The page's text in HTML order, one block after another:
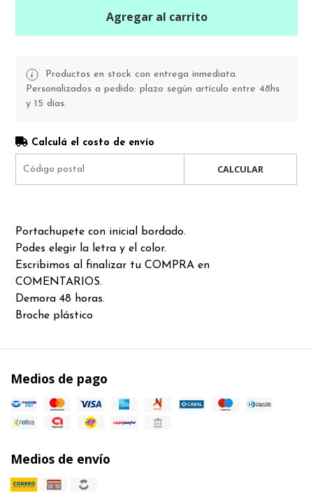
Agregar al carrito
Productos en stock con entrega inmediata.
Personalizados a pedido: plazo según artículo entre 48hs
y 15 días.
Calculá el costo de envío
CALCULAR
Portachupete con inicial bordado.
Podes elegir la letra y el color.
Escribimos al finalizar tu COMPRA en
COMENTARIOS.
Demora 48 horas.
Broche plástico
Medios de pago
Medios de envío